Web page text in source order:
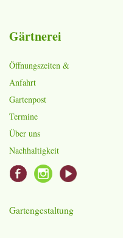
Gärtnerei
Öffnungszeiten &
Anfahrt
Gartenpost
Termine
Über uns
Nachhaltigkeit
Gartengestaltung